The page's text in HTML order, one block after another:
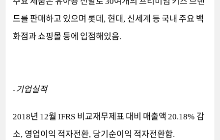
드를 판매하고 있으며 롯데 , 현대 , 신세계 등 국내 주요 백
화점과 쇼핑몰 등에 입점해있음.
-기업실적
2018년 12월 IFRS 비교재무제표 대비 매출액 20.18% 감
소, 영업이익 적자전환, 당기순이익 적자전환함.